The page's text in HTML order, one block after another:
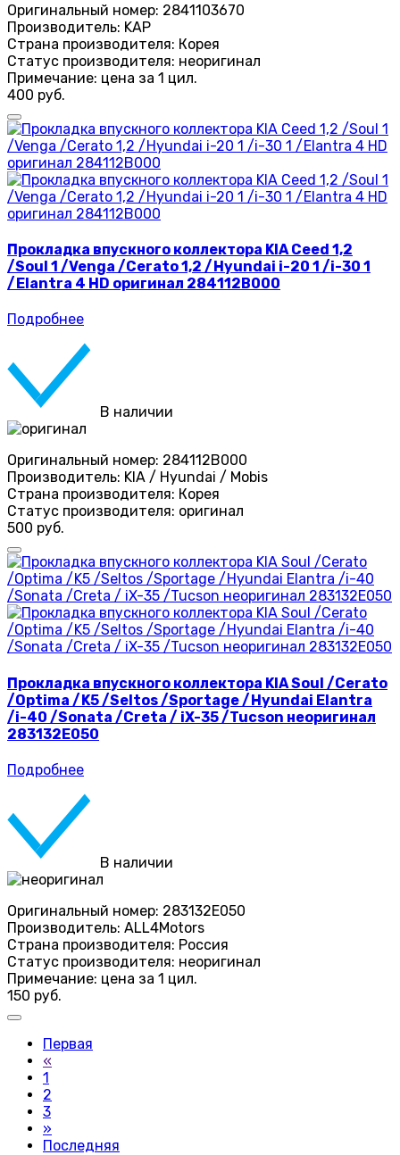
Оригинальный номер: 2841103670
Производитель: KAP
Страна производителя: Корея
Статус производителя: неоригинал
Примечание: цена за 1 цил.
400 руб.
Прокладка впускного коллектора KIA Ceed 1,2
/Soul 1 /Venga /Cerato 1,2 /Hyundai i-20 1 /i-30 1
/Elantra 4 HD оригинал 284112B000
Подробнее
В наличии
Оригинальный номер: 284112B000
Производитель: KIA / Hyundai / Mobis
Страна производителя: Корея
Статус производителя: оригинал
500 руб.
Прокладка впускного коллектора KIA Soul /Cerato
/Optima /K5 /Seltos /Sportage /Hyundai Elantra
/i-40 /Sonata /Creta / iX-35 /Tucson неоригинал
283132E050
Подробнее
В наличии
Оригинальный номер: 283132E050
Производитель: ALL4Motors
Страна производителя: Россия
Статус производителя: неоригинал
Примечание: цена за 1 цил.
150 руб.
Первая
«
1
2
3
»
Последняя